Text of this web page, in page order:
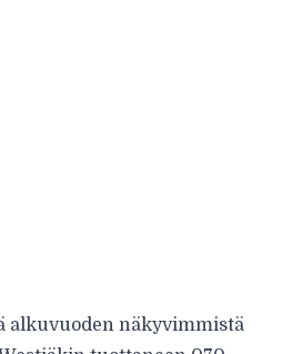
alkuvuoden näkyvimmistä